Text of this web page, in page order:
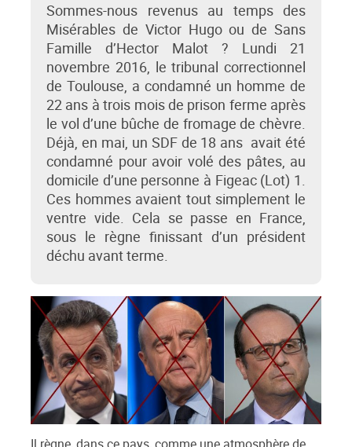
Sommes-nous revenus au temps des
Misérables de Victor Hugo ou de Sans
Famille d’Hector Malot ? Lundi 21
novembre 2016, le tribunal correctionnel
de Toulouse, a condamné un homme de
22 ans à trois mois de prison ferme après
le vol d’une bûche de fromage de chèvre.
Déjà, en mai, un SDF de 18 ans avait été
condamné pour avoir volé des pâtes, au
domicile d’une personne à Figeac (Lot) 1.
Ces hommes avaient tout simplement le
ventre vide. Cela se passe en France,
sous le règne finissant d’un président
déchu avant terme.